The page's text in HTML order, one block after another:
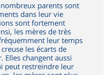
nombreux parents sont
dans leur vie
sont fortement
les mères de très
leur temps
les écarts de
changent aussi
peut restreindre leur